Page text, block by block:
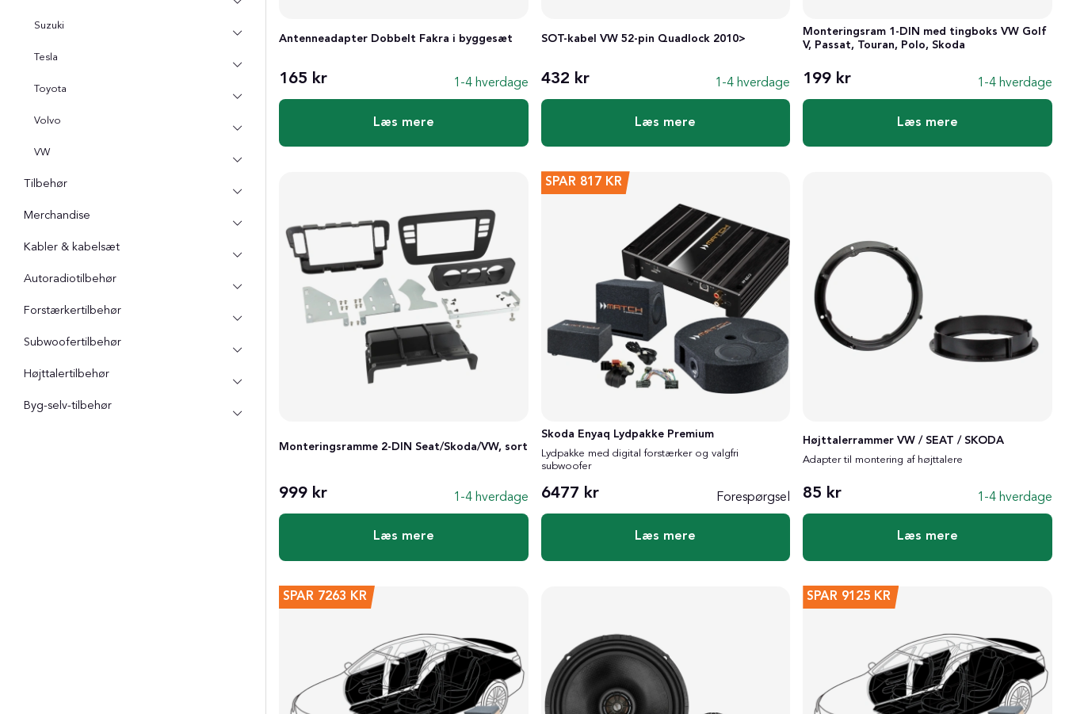
Suzuki
Tesla
Toyota
Volvo
VW
Tilbehør
Merchandise
Kabler & kabelsæt
Autoradiotilbehør
Forstærkertilbehør
Subwoofertilbehør
Højttalertilbehør
Byg-selv-tilbehør
Antenneadapter Dobbelt Fakra i byggesæt
165 kr 1-4 hverdage
Læs mere
SOT-kabel VW 52-pin Quadlock 2010>
432 kr 1-4 hverdage
Læs mere
Monteringsram 1-DIN med tingboks VW Golf
V, Passat, Touran, Polo, Skoda
199 kr 1-4 hverdage
Læs mere
Monteringsramme 2-DIN Seat/Skoda/VW, sort
999 kr 1-4 hverdage
Læs mere
SPAR 817 KR
Skoda Enyaq Lydpakke Premium
Lydpakke med digital forstærker og valgfri
subwoofer
6477 kr Forespørgsel
Læs mere
Højttalerrammer VW / SEAT / SKODA
Adapter til montering af højttalere
85 kr 1-4 hverdage
Læs mere
SPAR 7263 KR SPAR 9125 KR